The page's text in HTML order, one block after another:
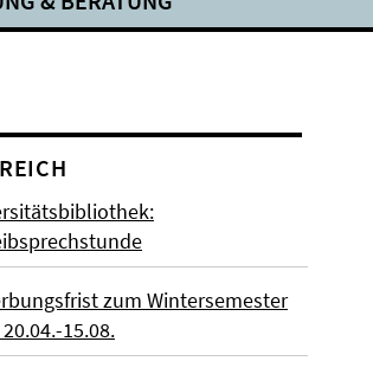
zum Wintersemester
15.08.